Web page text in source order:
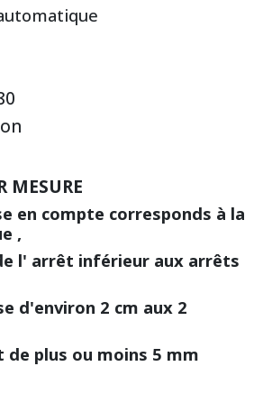
MESURE
en compte corresponds à la
,
l' arrêt inférieur aux arrêts
d'environ 2 cm aux 2
de plus ou moins 5 mm